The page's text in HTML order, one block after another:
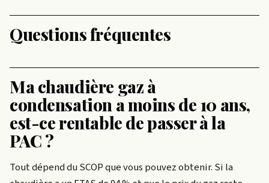
Questions fréquentes
Ma chaudière gaz à
condensation a moins de 10 ans,
est-ce rentable de passer à la
PAC ?
Tout dépend du SCOP que vous pouvez obtenir. Si la